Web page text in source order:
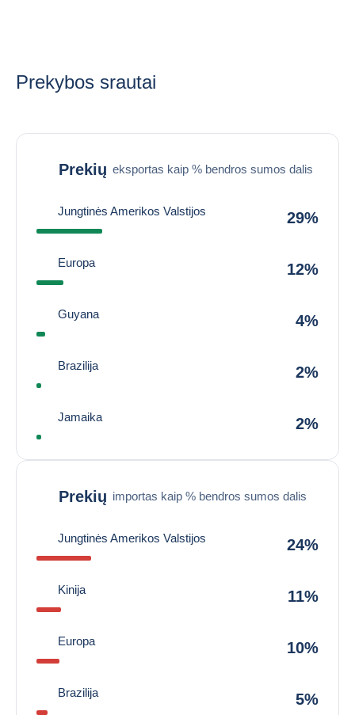
Prekybos srautai
Prekių eksportas kaip % bendros sumos dalis
Jungtinės Amerikos Valstijos 29%
Europa 12%
Guyana 4%
Brazilija 2%
Jamaika 2%
Prekių importas kaip % bendros sumos dalis
Jungtinės Amerikos Valstijos 24%
Kinija 11%
Europa 10%
Brazilija 5%